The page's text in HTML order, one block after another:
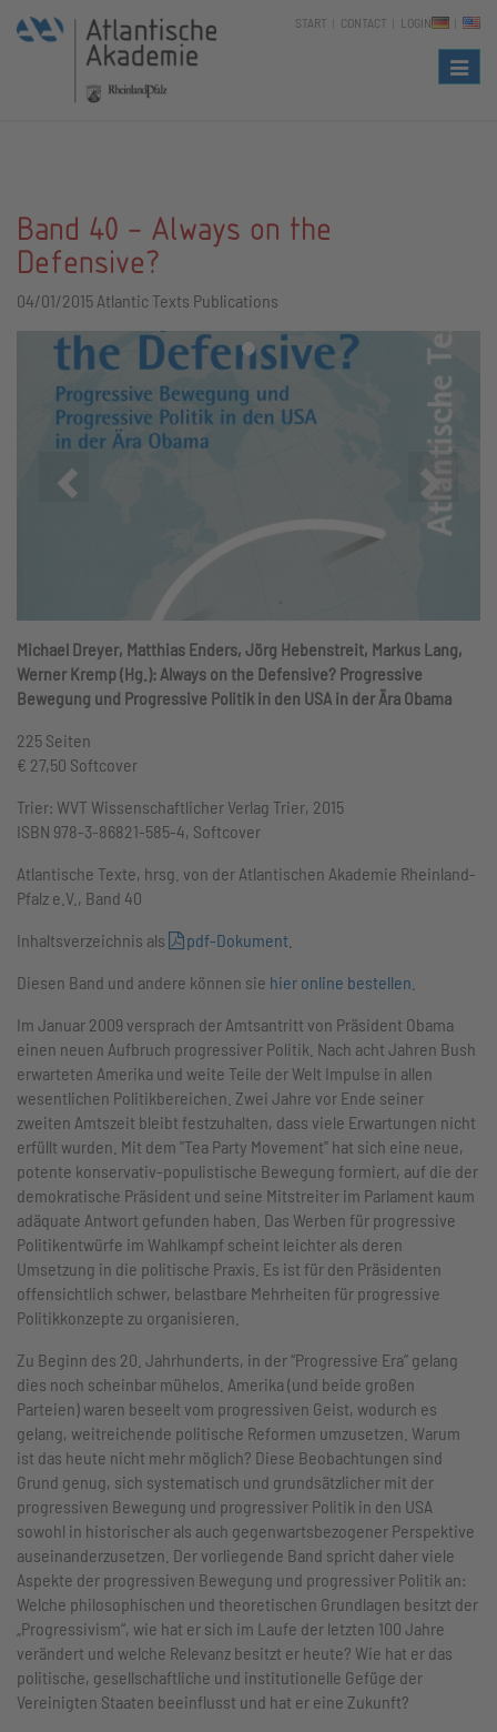
START CONTACT LOGIN
Band 40 - Always on the
Defensive?
04/01/2015 Atlantic Texts Publications
Zurück Vor
Michael Dreyer, Matthias Enders, Jörg Hebenstreit, Markus Lang,
Werner Kremp (Hg.): Always on the Defensive? Progressive
Bewegung und Progressive Politik in den USA in der Ära Obama
225 Seiten
€ 27,50 Softcover
Trier: WVT Wissenschaftlicher Verlag Trier, 2015
ISBN 978-3-86821-585-4, Softcover
Atlantische Texte, hrsg. von der Atlantischen Akademie Rheinland-
Pfalz e.V., Band 40
Inhaltsverzeichnis als
pdf-Dokument
Diesen Band und andere können sie hier online bestellen
Im Januar 2009 versprach der Amtsantritt von Präsident Obama
einen neuen Aufbruch progressiver Politik. Nach acht Jahren Bush
erwarteten Amerika und weite Teile der Welt Impulse in allen
wesentlichen Politikbereichen. Zwei Jahre vor Ende seiner
zweiten Amtszeit bleibt festzuhalten, dass viele Erwartungen nicht
erfüllt wurden. Mit dem "Tea Party Movement" hat sich eine neue,
potente konservativ-populistische Bewegung formiert, auf die der
demokratische Präsident und seine Mitstreiter im Parlament kaum
adäquate Antwort gefunden haben. Das Werben für progressive
Politikentwürfe im Wahlkampf scheint leichter als deren
Umsetzung in die politische Praxis. Es ist für den Präsidenten
offensichtlich schwer, belastbare Mehrheiten für progressive
Politikkonzepte zu organisieren.
Zu Beginn des 20. Jahrhunderts, in der “Progressive Era” gelang
dies noch scheinbar mühelos. Amerika (und beide großen
Parteien) waren beseelt vom progressiven Geist, wodurch es
gelang, weitreichende politische Reformen umzusetzen. Warum
ist das heute nicht mehr möglich? Diese Beobachtungen sind
Grund genug, sich systematisch und grundsätzlicher mit der
progressiven Bewegung und progressiver Politik in den USA
sowohl in historischer als auch gegenwartsbezogener Perspektive
auseinanderzusetzen. Der vorliegende Band spricht daher viele
Aspekte der progressiven Bewegung und progressiver Politik an:
Welche philosophischen und theoretischen Grundlagen besitzt der
„Progressivism“, wie hat er sich im Laufe der letzten 100 Jahre
verändert und welche Relevanz besitzt er heute? Wie hat er das
politische, gesellschaftliche und institutionelle Gefüge der
Vereinigten Staaten beeinflusst und hat er eine Zukunft?